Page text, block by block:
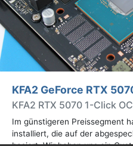
KFA2 GeForce RTX
KFA2 RTX 5070 1-Click OC
Im günstigeren Preissegment
installiert, die auf der